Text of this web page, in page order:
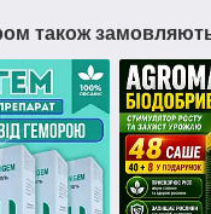
також